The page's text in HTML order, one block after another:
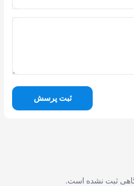
ثبت پرسش
ثبت نشده است.